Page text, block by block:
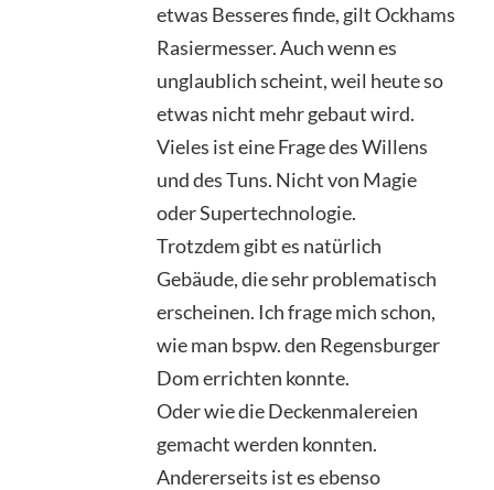
etwas Besseres finde, gilt Ockhams
Rasiermesser. Auch wenn es
unglaublich scheint, weil heute so
etwas nicht mehr gebaut wird.
Vieles ist eine Frage des Willens
und des Tuns. Nicht von Magie
oder Supertechnologie.
Trotzdem gibt es natürlich
Gebäude, die sehr problematisch
erscheinen. Ich frage mich schon,
wie man bspw. den Regensburger
Dom errichten konnte.
Oder wie die Deckenmalereien
gemacht werden konnten.
Andererseits ist es ebenso